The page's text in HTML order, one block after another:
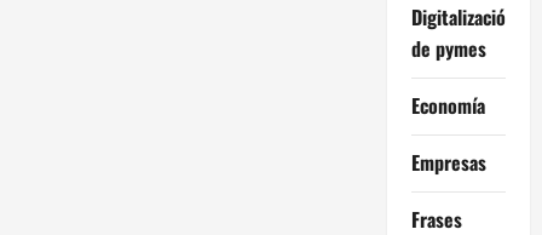
Digitalización
de pymes
Economía
Empresas
Frases